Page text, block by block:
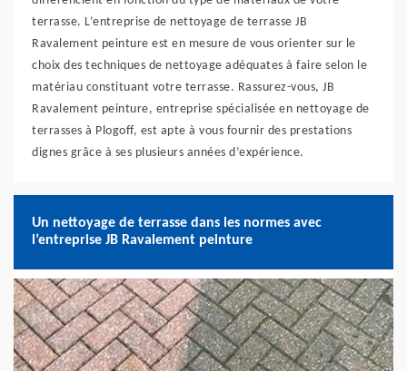
terrasse. L’entreprise de nettoyage de terrasse JB
Ravalement peinture est en mesure de vous orienter sur le
choix des techniques de nettoyage adéquates à faire selon le
matériau constituant votre terrasse. Rassurez-vous, JB
Ravalement peinture, entreprise spécialisée en nettoyage de
terrasses à Plogoff, est apte à vous fournir des prestations
dignes grâce à ses plusieurs années d’expérience.
Un nettoyage de terrasse dans les normes avec
l’entreprise JB Ravalement peinture